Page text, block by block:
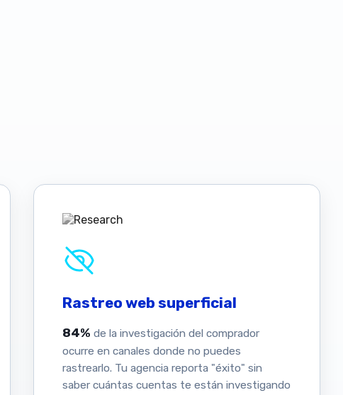
Rastreo web superficial
84% de la investigación del comprador
ocurre en canales donde no puedes
rastrearlo. Tu agencia reporta "éxito" sin
saber cuántas cuentas te están investigando